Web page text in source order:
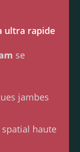
ultra rapide
se
jambes
haute